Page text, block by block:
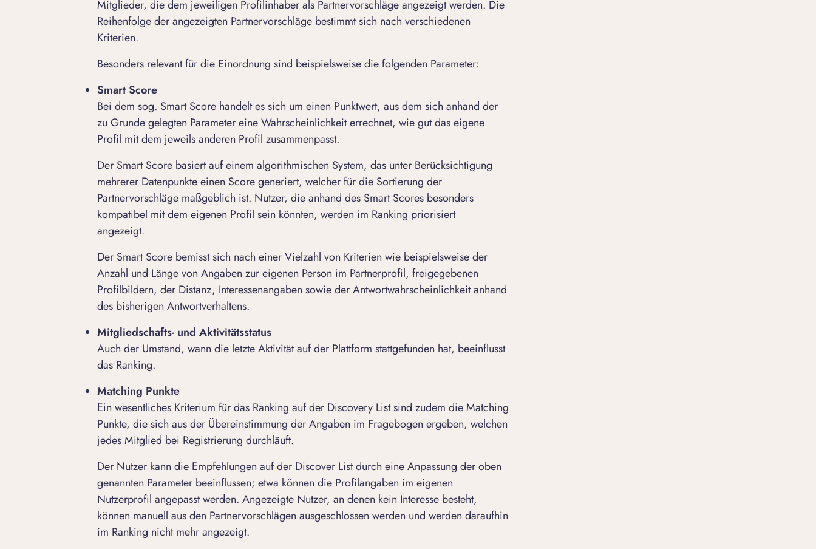
Mitglieder, die dem jeweiligen Profilinhaber als Partnervorschläge angezeigt werden. Die
Reihenfolge der angezeigten Partnervorschläge bestimmt sich nach verschiedenen
Kriterien.
Besonders relevant für die Einordnung sind beispielsweise die folgenden Parameter:
Smart Score
Bei dem sog. Smart Score handelt es sich um einen Punktwert, aus dem sich anhand der
zu Grunde gelegten Parameter eine Wahrscheinlichkeit errechnet, wie gut das eigene
Profil mit dem jeweils anderen Profil zusammenpasst.
Der Smart Score basiert auf einem algorithmischen System, das unter Berücksichtigung
mehrerer Datenpunkte einen Score generiert, welcher für die Sortierung der
Partnervorschläge maßgeblich ist. Nutzer, die anhand des Smart Scores besonders
kompatibel mit dem eigenen Profil sein könnten, werden im Ranking priorisiert
angezeigt.
Der Smart Score bemisst sich nach einer Vielzahl von Kriterien wie beispielsweise der
Anzahl und Länge von Angaben zur eigenen Person im Partnerprofil, freigegebenen
Profilbildern, der Distanz, Interessenangaben sowie der Antwortwahrscheinlichkeit anhand
des bisherigen Antwortverhaltens.
Mitgliedschafts- und Aktivitätsstatus
Auch der Umstand, wann die letzte Aktivität auf der Plattform stattgefunden hat, beeinflusst
das Ranking.
Matching Punkte
Ein wesentliches Kriterium für das Ranking auf der Discovery List sind zudem die Matching
Punkte, die sich aus der Übereinstimmung der Angaben im Fragebogen ergeben, welchen
jedes Mitglied bei Registrierung durchläuft.
Der Nutzer kann die Empfehlungen auf der Discover List durch eine Anpassung der oben
genannten Parameter beeinflussen; etwa können die Profilangaben im eigenen
Nutzerprofil angepasst werden. Angezeigte Nutzer, an denen kein Interesse besteht,
können manuell aus den Partnervorschlägen ausgeschlossen werden und werden daraufhin
im Ranking nicht mehr angezeigt.